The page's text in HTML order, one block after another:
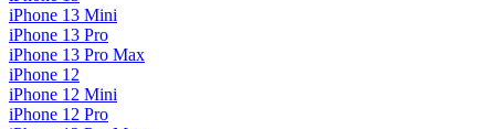
iPhone 13 Mini
iPhone 13 Pro
iPhone 13 Pro Max
iPhone 12
iPhone 12 Mini
iPhone 12 Pro